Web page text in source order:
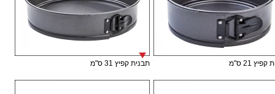
21 ס"מ תבנית קפיץ 31 ס"מ